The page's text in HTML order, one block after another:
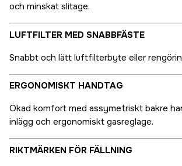
och minskat slitage.
LUFTFILTER MED SNABBFÄSTE
Snabbt och lätt luftfilterbyte eller
ERGONOMISKT HANDTAG
Ökad komfort med assymetriskt bakre
inlägg och ergonomiskt gasreglage.
RIKTMÄRKEN FÖR FÄLLNING